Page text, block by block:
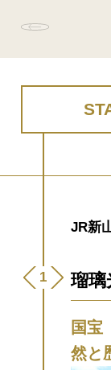
JR新
瑠璃
国宝
然と